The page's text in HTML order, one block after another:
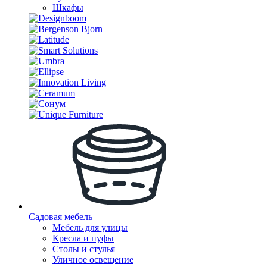
Шкафы
Садовая мебель
Мебель для улицы
Кресла и пуфы
Столы и стулья
Уличное освещение